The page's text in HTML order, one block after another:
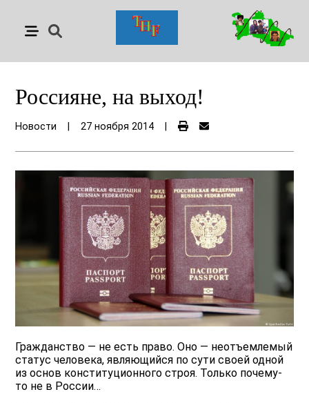
Россияне, на выход!
Новости 27 ноября 2014
Гражданство — не есть право. Оно — неотъемлемый
статус человека, являющийся по сути своей одной
из основ конституционного строя. Только почему-
то не в России…